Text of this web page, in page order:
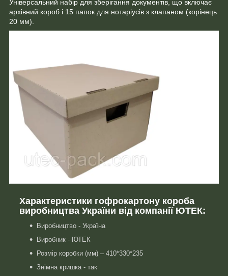
Універсальний набір для зберігання документів, що включає
архівний короб і 15 папок для нотаріусів з клапаном (корінець
20 мм).
Характеристики гофрокартону короба
виробництва України від компанії ЮТЕК:
Виробництво - Україна
Виробник - ЮТЕК
Розмір коробки (мм) – 410*330*235
Знімна кришка - так